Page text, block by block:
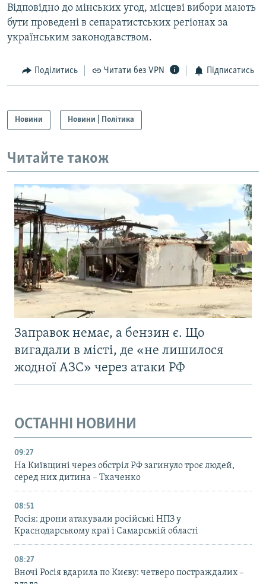
Відповідно до мінських угод, місцеві вибори мають
бути проведені в сепаратистських регіонах за
українським законодавством.
Поділитись Читати без VPN Підписатись
Новини Новини | Політика
Читайте також
Заправок немає, а бензин є. Що
вигадали в місті, де «не лишилося
жодної АЗС» через атаки РФ
ОСТАННІ НОВИНИ
09:27
На Київщині через обстріл РФ загинуло троє людей,
серед них дитина – Ткаченко
08:51
Росія: дрони атакували російські НПЗ у
Краснодарському краї і Самарській області
08:27
Вночі Росія вдарила по Києву: четверо постраждалих –